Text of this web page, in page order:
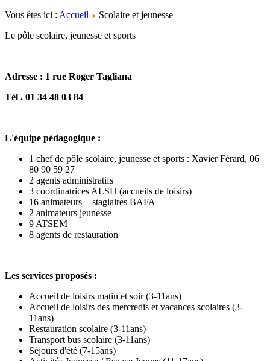
Vous êtes ici : Accueil
Scolaire et jeunesse
Le pôle scolaire, jeunesse et sports
Adresse : 1 rue Roger Tagliana
Tèl . 01 34 48 03 84
L'équipe pédagogique :
1 chef de pôle scolaire, jeunesse et sports : Xavier Férard, 06
80 90 59 27
2 agents administratifs
3 coordinatrices ALSH (accueils de loisirs)
16 animateurs + stagiaires BAFA
2 animateurs jeunesse
9 ATSEM
8 agents de restauration
Les services proposés :
Accueil de loisirs matin et soir (3-11ans)
Accueil de loisirs des mercredis et vacances scolaires (3-
11ans)
Restauration scolaire (3-11ans)
Transport bus scolaire (3-11ans)
Séjours d'été (7-15ans)